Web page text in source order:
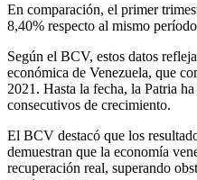
En comparación, el primer
8,40% respecto al mismo
Según el BCV, estos datos
económica de Venezuela, que
2021. Hasta la fecha, la Patria
consecutivos de crecimiento.
El BCV destacó que los
demuestran que la economía
recuperación real, superando